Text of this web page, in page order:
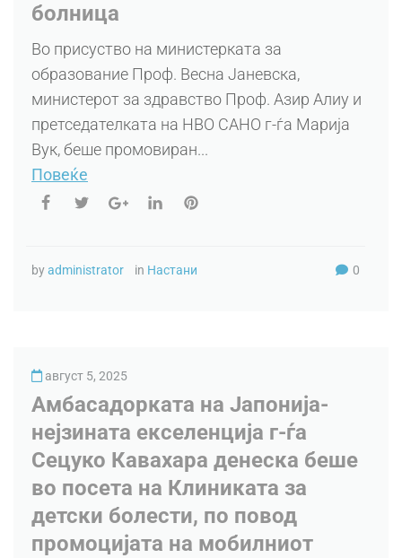
болница
Во присуство на министерката за
образование Проф. Весна Јаневска,
министерот за здравство Проф. Азир Алиу и
претседателката на НВО САНО г-ѓа Марија
Вук, беше промовиран...
Повеќе
byadministrator in Настани 0
август 5, 2025
Амбасадорката на Јапонија-
нејзината екселенција г-ѓа
Сецуко Кавахара денеска беше
во посета на Клиниката за
детски болести, по повод
промоцијата на мобилниот